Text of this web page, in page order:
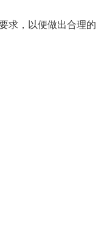
求，以便做出合理的